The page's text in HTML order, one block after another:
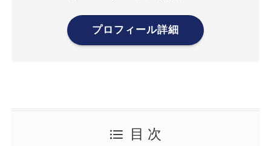
プロフィール詳細
目 次